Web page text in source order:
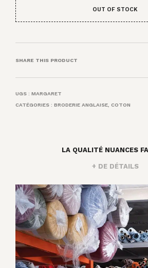
OUT OF STOCK
SHARE THIS PRODUCT
UGS : MARGARET
CATÉGORIES : BRODERIE ANGLAISE, COTON
LA QUALITÉ NUANCES
+ DE DÉTAILS